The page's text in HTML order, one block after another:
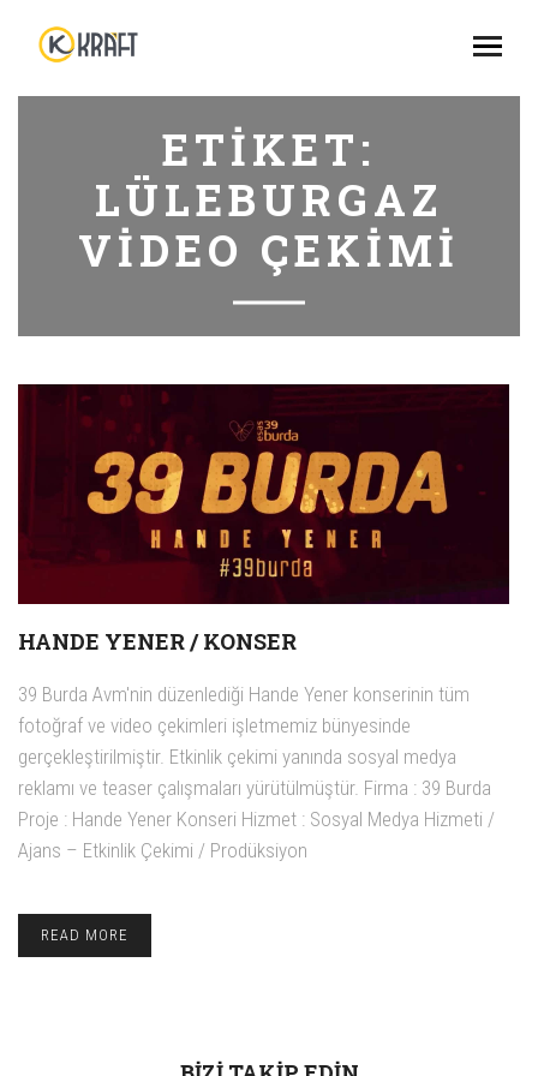
ETIKET:
LÜLEBURGAZ
VIDEO ÇEKIMI
HANDE YENER / KONSER
39 Burda Avm'nin düzenlediği Hande Yener konserinin tüm
fotoğraf ve video çekimleri işletmemiz bünyesinde
gerçekleştirilmiştir. Etkinlik çekimi yanında sosyal medya
reklamı ve teaser çalışmaları yürütülmüştür. Firma : 39 Burda
Proje : Hande Yener Konseri Hizmet : Sosyal Medya Hizmeti /
Ajans – Etkinlik Çekimi / Prodüksiyon
READ MORE